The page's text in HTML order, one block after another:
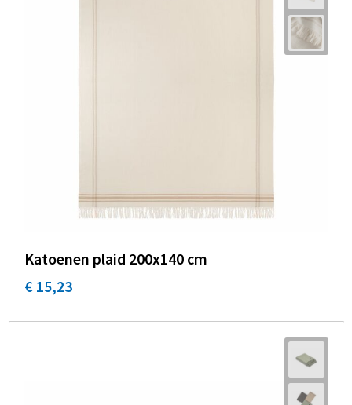
Katoenen plaid 200x140 cm
€ 15,23